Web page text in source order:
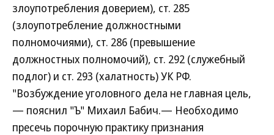
злоупотребления доверием), ст. 285
(злоупотребление должностными
полномочиями), ст. 286 (превышение
должностных полномочий), ст. 292 (служебный
подлог) и ст. 293 (халатность) УК РФ.
"Возбуждение уголовного дела не главная цель,
— пояснил "Ъ" Михаил Бабич.— Необходимо
пресечь порочную практику признания